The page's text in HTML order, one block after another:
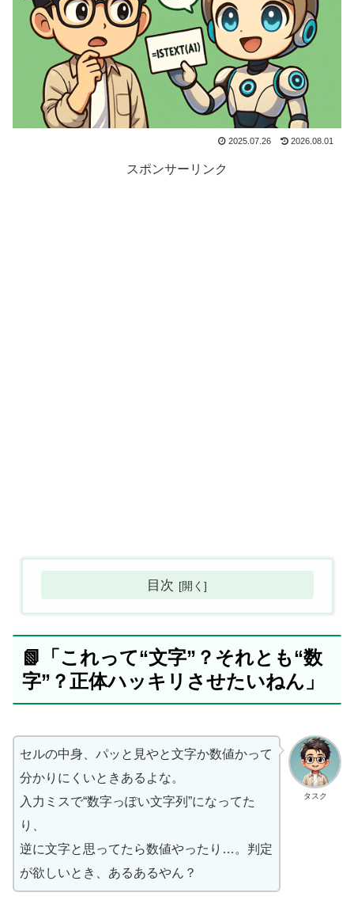
2025.07.26 2026.08.01
スポンサーリンク
目次
📗「これって“文字”？それとも“数
字”？正体ハッキリさせたいねん」
タスク
セルの中身、パッと見やと文字か数値かって
分かりにくいときあるよな。
入力ミスで“数字っぽい文字列”になってた
り、
逆に文字と思ってたら数値やったり…。判定
が欲しいとき、あるあるやん？